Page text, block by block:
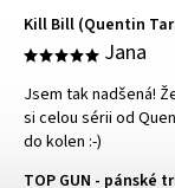
Kill Bill (Quentin
Jana
Jsem tak nadšená!
si celou sérii od
do kolen :-)
TOP GUN - pánské